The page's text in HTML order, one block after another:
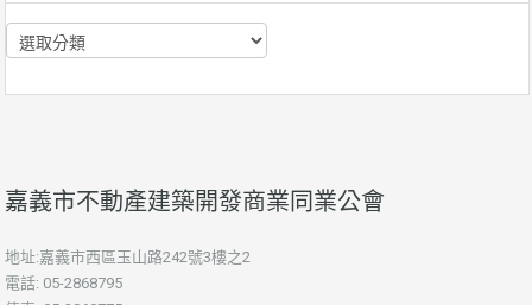
分
類
嘉義市不動產建築開發商業同業公會
地址:嘉義市西區玉山路242號3樓之2
電話: 05-2868795